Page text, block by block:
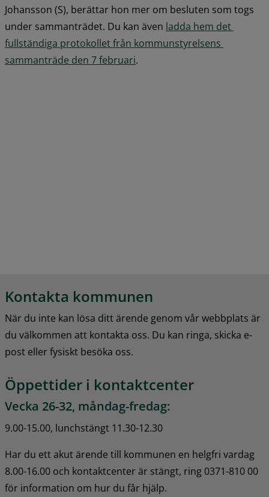
Johansson (S), berättar hon mer om besluten som togs
under sammanträdet. Du kan även ladda hem det
fullständiga protokollet från kommunstyrelsens
sammanträde den 7 februaripdf, 969.2 kB.
.
Kontakta kommunen
När du inte kan lösa ditt ärende genom vår webbplats är
du välkommen att kontakta oss. Du kan ringa, skicka e-
post eller fysiskt besöka oss.
Öppettider i kontaktcenter
Vecka 26-32, måndag-fredag:
9.00-15.00, lunchstängt 11.30-12.30
Har du ett akut ärende till kommunen en helgfri vardag
8.00-16.00 och kontaktcenter är stängt, ring 0371-810 00
för information om hur du får hjälp.